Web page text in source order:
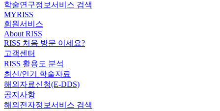
학술연구정보서비스 검색
MYRISS
회원서비스
About RISS
RISS 처음 방문 이세요?
고객센터
RISS 활용도 분석
최신/인기 학술자료
해외자료신청(E-DDS)
공지사항
해외전자정보서비스 검색